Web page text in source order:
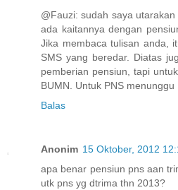
@Fauzi: sudah saya
ada kaitannya dengan
Jika membaca tulisan anda,
SMS yang beredar. Diatas
pemberian pensiun, tapi
BUMN. Untuk PNS
Balas
Anonim 15 Oktober, 2012
apa benar pensiun pns aan
utk pns yg dtrima thn 2013?